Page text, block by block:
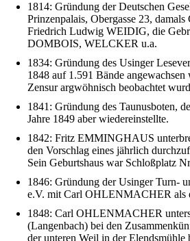
1814: Gründung der Deutschen
Prinzenpalais, Obergasse 23, damals
Friedrich Ludwig WEIDIG, die
DOMBOIS, WELCKER u.a.
1834: Gründung des Usinger
1848 auf 1.591 Bände
Zensur argwöhnisch beobachtet
1841: Gründung des Taunusboten,
Jahre 1849 aber wiedereinstellte.
1842: Fritz EMMINGHAUS
den Vorschlag eines jährlich
Sein Geburtshaus war Schloßplatz
1846: Gründung der Usinger Turn-
e.V. mit Carl OHLENMACHER als
1848: Carl OHLENMACHER
(Langenbach) bei den
der unteren Weil in der